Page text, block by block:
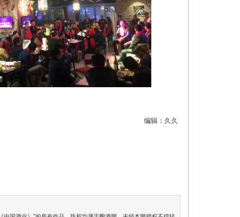
编辑：久久